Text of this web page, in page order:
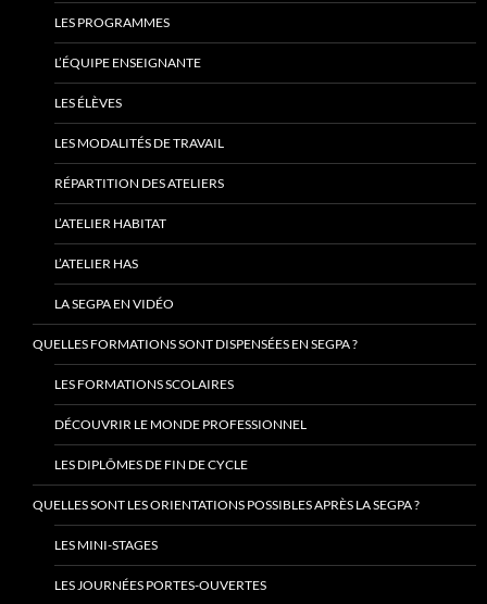
LES PROGRAMMES
L’ÉQUIPE ENSEIGNANTE
LES ÉLÈVES
LES MODALITÉS DE TRAVAIL
RÉPARTITION DES ATELIERS
L’ATELIER HABITAT
L’ATELIER HAS
LA SEGPA EN VIDÉO
QUELLES FORMATIONS SONT DISPENSÉES EN SEGPA ?
LES FORMATIONS SCOLAIRES
DÉCOUVRIR LE MONDE PROFESSIONNEL
LES DIPLÔMES DE FIN DE CYCLE
QUELLES SONT LES ORIENTATIONS POSSIBLES APRÈS LA SEGPA ?
LES MINI-STAGES
LES JOURNÉES PORTES-OUVERTES